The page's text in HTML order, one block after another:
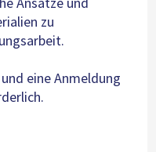
zu
eine Anmeldung